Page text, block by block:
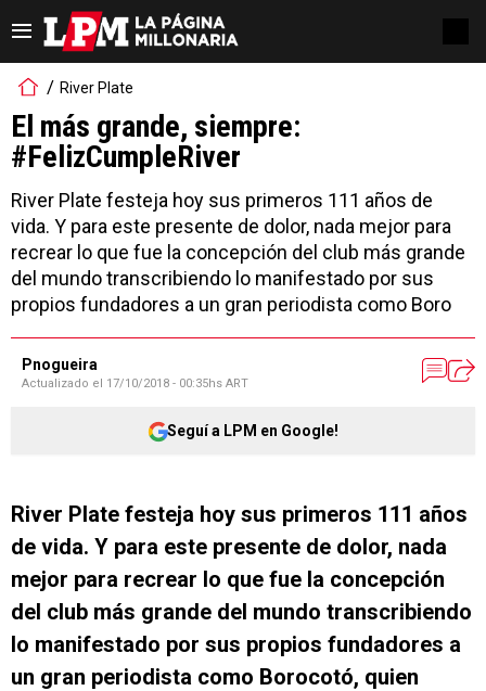
River Plate
El más grande, siempre:
#FelizCumpleRiver
River Plate festeja hoy sus primeros 111 años de
vida. Y para este presente de dolor, nada mejor para
recrear lo que fue la concepción del club más grande
del mundo transcribiendo lo manifestado por sus
propios fundadores a un gran periodista como Boro
Pnogueira
Actualizado el 17/10/2018 - 00:35hs ART
Seguí a LPM en Google!
River Plate festeja hoy sus primeros 111 años
de vida. Y para este presente de dolor, nada
mejor para recrear lo que fue la concepción
del club más grande del mundo transcribiendo
lo manifestado por sus propios fundadores a
un gran periodista como Borocotó, quien